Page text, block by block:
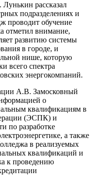
рассказал
подразделениях и
проводит обучение
отметил внимание,
развитию системы
в городе, и
нише, которую
всего спектра
энергокомпаний.
А.В. Замосковный
о
квалификациям в
(ЭСПК) и
по разработке
а также
в реализуемых
квалификаций и
к проведению